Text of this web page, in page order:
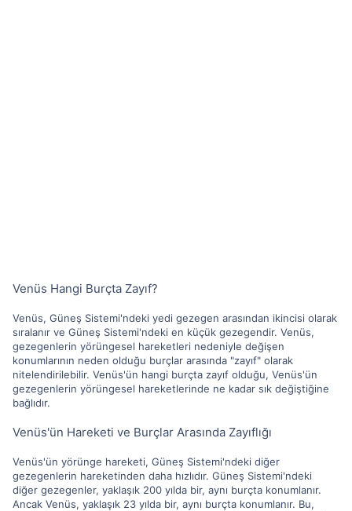
Venüs Hangi Burçta Zayıf?
Venüs, Güneş Sistemi'ndeki yedi gezegen arasından ikincisi olarak
sıralanır ve Güneş Sistemi'ndeki en küçük gezegendir. Venüs,
gezegenlerin yörüngesel hareketleri nedeniyle değişen
konumlarının neden olduğu burçlar arasında "zayıf" olarak
nitelendirilebilir. Venüs'ün hangi burçta zayıf olduğu, Venüs'ün
gezegenlerin yörüngesel hareketlerinde ne kadar sık değiştiğine
bağlıdır.
Venüs'ün Hareketi ve Burçlar Arasında Zayıflığı
Venüs'ün yörünge hareketi, Güneş Sistemi'ndeki diğer
gezegenlerin hareketinden daha hızlıdır. Güneş Sistemi'ndeki
diğer gezegenler, yaklaşık 200 yılda bir, aynı burçta konumlanır.
Ancak Venüs, yaklaşık 23 yılda bir, aynı burçta konumlanır. Bu,